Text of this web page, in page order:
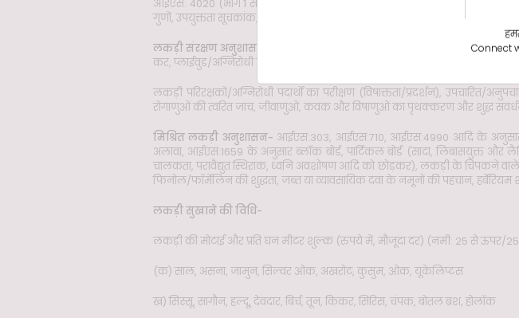
आईएस: 4020 (भाग 1 से 16) के अनुसार एकल परीक्षण; टीएडीएस: 15 के अनुसार
गुणों, उपयुक्तता सूचकांक, सुरक्षित कार्य तनाव या शक्ति गुणांक पर डेटा की आपूर्ति;
लकड़ी संरक्षण अनुशासन-
लकड़ी परिरक्षक का विश्लेषण, उपचारित लकड़ी में
कर, प्लाईवुड/अग्निरोधी पदार्थों में परिरक्षक का परीक्षण, अगर विधि द्वारा विषाक्तता/
लकड़ी परिरक्षकों/अग्निरोधी पदार्थों का परीक्षण (विषाक्तता/प्रदर्शन), उपचारित/
रोगाणुओं की त्वरित जांच, जीवाणुओं, कवक और विषाणुओं का पृथक्करण और शुद्ध
मिश्रित लकड़ी अनुशासन- आईएस:303, आईएस:710, आईएस:4990 आदि के अनुसार
अलावा, आईएस:1659 के अनुसार ब्लॉक बोर्ड, पार्टिकल बोर्ड (सादा, लिबासयुक्त
चालकता, परावैद्युत स्थिरांक, ध्वनि अवशोषण आदि को छोड़कर), लकड़ी के चिपकने वाले
फिनोल/फॉर्मेलिन की शुद्धता, जब्त या व्यावसायिक दवा के नमूनों की पहचान,
लकड़ी सुखाने की विधि-
लकड़ी की मोटाई और प्रति घन मीटर शुल्क (रुपये में, मौजूदा दर) (नमी: 25 से ऊपर/
(क) साल, असना, जामुन, सिल्वर ओक, अखरोट, कुसुम, ओक, यूकेलिप्टस
ख) सिस्सू, सागौन, हल्दू, देवदार, बिर्च, तून, किकर, सिरिस, चंपक, बोतल ब्रश, होलॉक
Connect